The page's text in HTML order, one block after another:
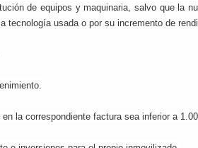
de equipos y maquinaria, salvo que la
tecnología usada o por su incremento de
la correspondiente factura sea inferior a